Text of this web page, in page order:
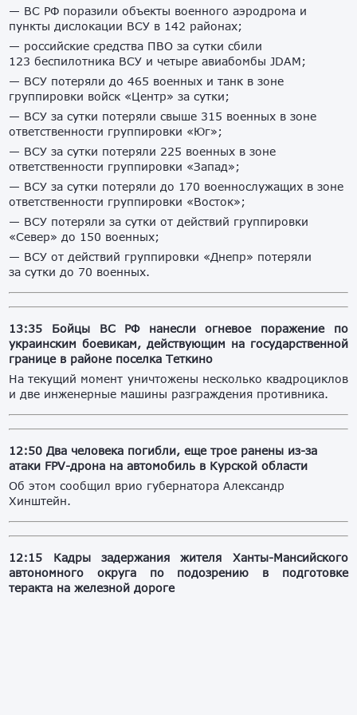
— ВС РФ поразили объекты военного аэродрома и
пункты дислокации ВСУ в 142 районах;
— российские средства ПВО за сутки сбили
123 беспилотника ВСУ и четыре авиабомбы JDAM;
— ВСУ потеряли до 465 военных и танк в зоне
группировки войск «Центр» за сутки;
— ВСУ за сутки потеряли свыше 315 военных в зоне
ответственности группировки «Юг»;
— ВСУ за сутки потеряли 225 военных в зоне
ответственности группировки «Запад»;
— ВСУ за сутки потеряли до 170 военнослужащих в зоне
ответственности группировки «Восток»;
— ВСУ потеряли за сутки от действий группировки
«Север» до 150 военных;
— ВСУ от действий группировки «Днепр» потеряли
за сутки до 70 военных.
13:35 Бойцы ВС РФ нанесли огневое поражение по
украинским боевикам, действующим на государственной
границе в районе поселка Теткино
На текущий момент уничтожены несколько квадроциклов
и две инженерные машины разграждения противника.
12:50 Два человека погибли, еще трое ранены из-за
атаки FPV-дрона на автомобиль в Курской области
Об этом сообщил врио губернатора Александр
Хинштейн.
12:15
Кадры задержания жителя Ханты-Мансийского
автономного округа по подозрению в подготовке
теракта на железной дороге